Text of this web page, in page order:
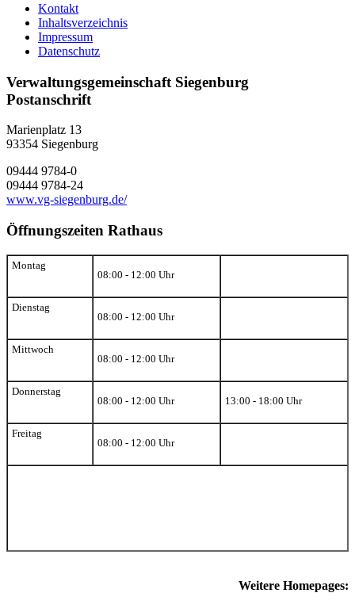
Kontakt
Inhaltsverzeichnis
Impressum
Datenschutz
Verwaltungsgemeinschaft Siegenburg
Postanschrift
Marienplatz 13
93354 Siegenburg
09444 9784-0
09444 9784-24
www.vg-siegenburg.de/
Öffnungszeiten Rathaus
Montag
08:00 - 12:00 Uhr
Dienstag
08:00 - 12:00 Uhr
Mittwoch
08:00 - 12:00 Uhr
Donnerstag
08:00 - 12:00 Uhr
13:00 - 18:00 Uhr
Freitag
08:00 - 12:00 Uhr
Weitere Homepages: